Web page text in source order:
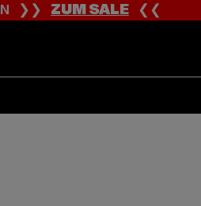
❯❯ZUM SALE❮❮